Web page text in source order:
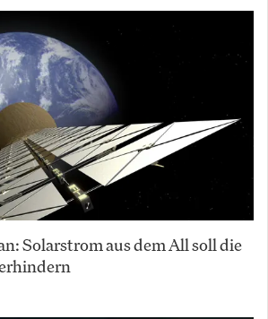
Solarstrom aus dem All soll die